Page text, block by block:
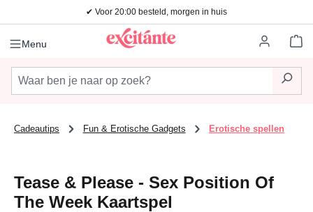
Ga naar de hoofdinhoud✔ Voor 20:00 besteld, morgen in huis
Menu
Cadeautips Fun & Erotische Gadgets Erotische spellen
Tease & Please - Sex Position Of
The Week Kaartspel